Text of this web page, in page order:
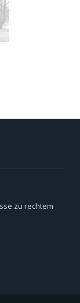
zu rechtem